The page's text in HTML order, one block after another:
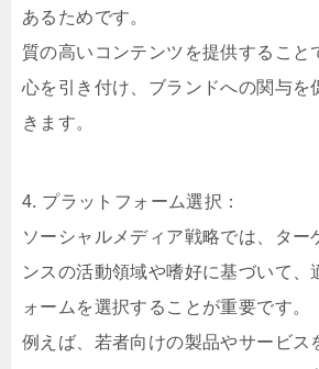
あるためです。
質の高いコンテンツを提供すること
心を引き付け、ブランドへの関与を
きます。
4. プラットフォーム選択：
ソーシャルメディア戦略では、ター
ンスの活動領域や嗜好に基づいて、
ォームを選択することが重要です。
例えば、若者向けの製品やサービス